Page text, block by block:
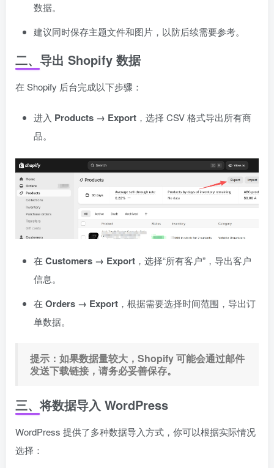
数据。
建议同时保存主题文件和图片，以防后续需要参考。
二、导出 Shopify 数据
在 Shopify 后台完成以下步骤：
进入 Products → Export ，选择 CSV 格式导出所有商
品。
在 Customers → Export ，选择“所有客户”，导出客户
信息。
在 Orders → Export ，根据需要选择时间范围，导出订
单数据。
提示：如果数据量较大，Shopify 可能会通过邮件
发送下载链接，请务必妥善保存。
三、将数据导入 WordPress
WordPress 提供了多种数据导入方式，你可以根据实际情况
选择：